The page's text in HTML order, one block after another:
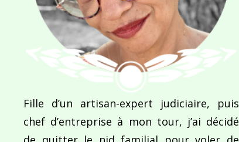
l’article
Cadaquès
Fille d’un artisan-expert judiciaire, puis
chef d’entreprise à mon tour, j’ai décidé